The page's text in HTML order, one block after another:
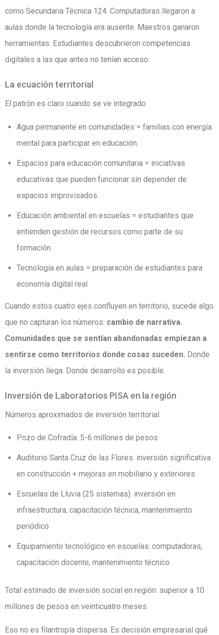
como Secundaria Técnica 124. Computadoras llegaron a
aulas donde la tecnología era ausente. Maestros ganaron
herramientas. Estudiantes descubrieron competencias
digitales a las que antes no tenían acceso.
La ecuación territorial
El patrón es claro cuando se ve integrado:
Agua permanente en comunidades = familias con energía
mental para participar en educación.
Espacios para educación comunitaria = iniciativas
educativas que pueden funcionar sin depender de
espacios improvisados.
Educación ambiental en escuelas = estudiantes que
entienden gestión de recursos como parte de su
formación.
Tecnología en aulas = preparación de estudiantes para
economía digital real.
Cuando estos cuatro ejes confluyen en territorio, sucede algo
que no capturan los números: cambio de narrativa.
Comunidades que se sentían abandonadas empiezan a
sentirse como territorios donde cosas suceden. Donde
la inversión llega. Donde desarrollo es posible.
Inversión de Laboratorios PISA en la región
Números aproximados de inversión territorial:
Pozo de Cofradía: 5-6 millones de pesos
Auditorio Santa Cruz de las Flores: inversión significativa
en construcción + mejoras en mobiliario y exteriores
Escuelas de Lluvia (25 sistemas): inversión en
infraestructura, capacitación técnica, mantenimiento
periódico
Equipamiento tecnológico en escuelas: computadoras,
capacitación docente, mantenimiento técnico
Total estimado de inversión social en región: superior a 10
millones de pesos en veinticuatro meses.
Eso no es filantropía dispersa. Es decisión empresarial qué